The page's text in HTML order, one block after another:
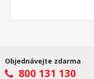
Objednávejte zdarma
800 131 130